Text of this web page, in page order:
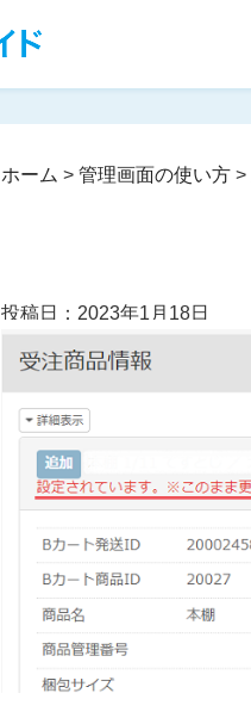
ホーム >管理画面の使い方 >
投稿日：2023年1月18日